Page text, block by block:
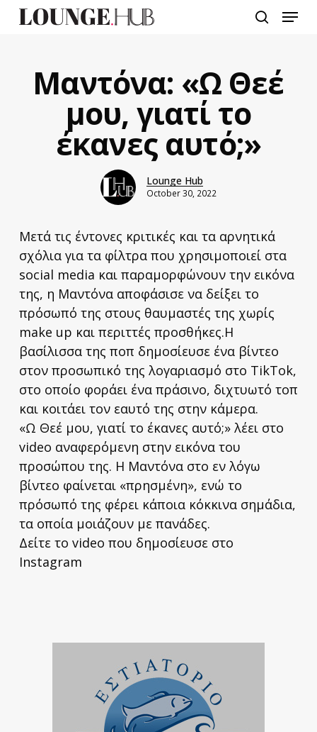
Menu
Μαντόνα: «Ω Θεέ
μου, γιατί το
έκανες αυτό;»
Lounge Hub
October 30, 2022
Μετά τις έντονες κριτικές και τα αρνητικά
σχόλια για τα φίλτρα που χρησιμοποιεί στα
social media και παραμορφώνουν την εικόνα
της, η Μαντόνα αποφάσισε να δείξει το
πρόσωπό της στους θαυμαστές της χωρίς
make up και περιττές προσθήκες.Η
βασίλισσα της ποπ δημοσίευσε ένα βίντεο
στον προσωπικό της λογαριασμό στο TikTok,
στο οποίο φοράει ένα πράσινο, διχτυωτό τοπ
και κοιτάει τον εαυτό της στην κάμερα.
«Ω Θεέ μου, γιατί το έκανες αυτό;» λέει στο
video αναφερόμενη στην εικόνα του
προσώπου της. Η Μαντόνα στο εν λόγω
βίντεο φαίνεται «πρησμένη», ενώ το
πρόσωπό της φέρει κάποια κόκκινα σημάδια,
τα οποία μοιάζουν με πανάδες.
Δείτε το video που δημοσίευσε στο
Instagram